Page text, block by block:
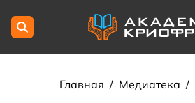
Главная / Медиатека /